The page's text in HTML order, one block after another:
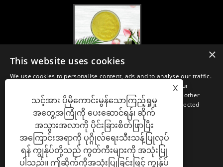
ကျနော်တို့နှစ်ပေါင်းများစွာအတွေ့အကြုံနှင့်ငါတို့အလွန်ကောင်းစွာထူထောင်ရှိရာ
တရုတ်, ဂျပန်နှင့်ကိုရီးယားအခြေစိုက်အဓိက manufacturering အဆောက်အ ဦ
များမှ nutraceuticals, ဖြည့်စွက်ခြင်းနှင့်အလုပ်လုပ်အစားအစာ &
အဖျော်ယမကာစက်မှုလုပ်ငန်းများအတွက်မရှိမဖြစ်လိုအပ်သောပါဝင်ပစ္စည်းများ
နှင့်ထုတ်ကုန်ဖွံ့ဖြိုး, စျေးကွက်နှင့်ဖြန့်ဖြူး။ အရင်းအမြစ်ရှာဖွေခြင်းတွင်ကျွန်ုပ်
တို့၏ကျွမ်းကျင်မှုနှင့်ဂုဏ်သတင်းသည်ကမ္ဘာတစ်ဝှမ်းရှိကျွန်ုပ်
တို့၏လုပ်ဖော်ကိုင်ဖက်များကိုအကျိုးပြုသည်။
X
သင့်အား ပိုမိုကောင်းမွန်သောကြည့်ရှုမှု
အတွေ့အကြုံကို ပေးဆောင်ရန်၊ ဆိုက်
အသွားအလာကို ပိုင်းခြားစိတ်ဖြာပြီး
အကြောင်းအရာကို ပုဂ္ဂိုလ်ရေးသီးသန့်ပြုလုပ်
ရန် ကျွန်ုပ်တို့သည် ကွတ်ကီးများကို အသုံးပြု
ပါသည်။ ဤဆိုက်ကိုအသုံးပြုခြင်းဖြင့် ကျွန်ုပ်
×
This website uses cookies
We use cookies to personalise content, ads and to analyse our traffic.
We also share information about your use of our site with our
advertising and analytics partners who may combine it with other
information that you’ve provided to them or that they’ve collected
from your use of their services.
STRICTLY NECESSARY
PERFORMANCE
TARGETING FUNCTIONALITY